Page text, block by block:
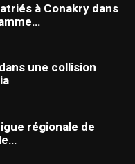
à Conakry dans
une collision
régionale de